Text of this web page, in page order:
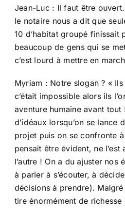
Jean-Luc : Il faut être
le notaire nous a dit que
10 d’habitat groupé finissait
beaucoup de gens qui se
c’est lourd à mettre en
Myriam : Notre slogan ? «
c’était impossible alors ils
aventure humaine avant tout
d’idéaux lorsqu’on se lance
projet puis on se confronte
pensait être évident, ne
l’autre ! On a du ajuster nos
à parler à s’écouter, à
décisions à prendre).
tire énormément de